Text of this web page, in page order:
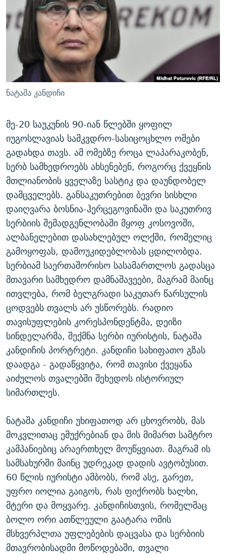
ᲛᲝᲚᲐᲞᲐᲠᲐᲙᲔ ᲢᲔᲥᲡᲢᲔᲑᲘ
ᲨᲘᲜ - ᲣᲪᲮᲝᲔᲗᲨᲘ
ᲚᲘᲢᲔᲠᲐᲢᲣᲠᲣᲚᲘ ᲬᲐᲮᲜᲐᲒᲔᲑᲘ
ᲐᲛᲔᲠᲘᲙᲣᲚᲘ ᲛᲝᲗᲮᲠᲝᲑᲐ
ᲘᲛᲞᲔᲠᲘᲐ ᲓᲐ ᲠᲐᲓᲘᲝ
ᲩᲔᲛᲘ ᲡᲘᲙᲕᲓᲘᲚᲘᲡ ᲛᲘᲖᲔᲖᲘᲐ COVID-19
11 ᲬᲔᲚᲘ - 11 ᲐᲛᲑᲐᲕᲘ
ᲡᲐᲞᲐᲠᲚᲐᲛᲔᲜᲢᲝ ᲐᲠᲩᲔᲕᲜᲔᲑᲘᲡ ᲘᲡᲢᲝᲠᲘᲐ
ᲑᲐᲕᲨᲕᲔᲑᲘ ᲞᲠᲝᲡᲢᲘᲢᲣᲪᲘᲐᲨᲘ - ᲐᲛᲝᲣᲗᲥᲛᲔᲚᲘ ᲐᲛᲑᲐᲕᲘ
5 ᲐᲛᲑᲐᲕᲘ - 20 ᲘᲕᲜᲘᲡᲡ ᲓᲐᲨᲐᲕᲔᲑᲣᲚᲔᲑᲘ
ᲐᲒᲕᲘᲡᲢᲝᲡ ᲝᲛᲘ
ПРИВЕТ ᲙᲣᲚᲢᲣᲠᲐ
ᲒᲐᲛᲝᲘᲬᲔᲠᲔ
რთე/რთ-ის ყველა საიტი
ნატაშა კანდიჩი
მე-20 საუკუნის 90-იან წლებში ყოფილ
იუგოსლავიას სამკვდრო-სასიცოცხლო ომები
გადახდა თავს. ამ ომებზე როცა ლაპარაკობენ,
სერბ სამხედროებს ახსენებენ, როგორც ქვეყნის
მთლიანობის ყველაზე სასტიკ და დაუნდობელ
დამცველებს. განსაკუთრებით ბევრი სისხლი
დაიღვარა ბოსნია-ჰერცეგოვინაში და საკუთრივ
სერბიის შემადგენლობაში მყოფ კოსოვოში,
ალბანელებით დასახლებულ ოლქში, რომელიც
გამოყოფას, დამოუკიდებლობას ცდილობდა.
სერბიამ საერთაშორისო სასამართლოს გადასცა
მთავარი სამხედრო დამნაშავეები, მაგრამ მაინც
ითვლება, რომ ბელგრადი საკუთარ წარსულის
ცოდვებს თვალს არ უსწორებს. რადიო
თავისუფლების კორესპონდენტმა, დეიზი
სინდელარმა, შექმნა სერბი იურისტის, ნატაშა
კანდიჩის პორტრეტი. კანდიჩი სახიფათო გზას
დაადგა - გადაწყვიტა, რომ თავისი ქვეყანა
აიძულოს თვალებში შეხედოს ისტორიულ
სიმართლეს.
ნატაშა კანდიჩი უხიფათოდ არ ცხოვრობს, მას
მოკვლითაც ემუქრებიან და მის მიმართ სამტრო
კამპანიებიც არაერთხელ მოუწყვიათ. მაგრამ ის
სამსახურში მაინც უდრეკად დადის ავტობუსით.
60 წლის იურისტი ამბობს, რომ ასე, გარეთ,
უფრო იოლია გაიგოს, რას ფიქრობს ხალხი,
მტერი და მოყვარე. კანდიჩისთვის, რომელმაც
ბოლო ორი ათწლეული გაატარა ომის
მსხვერპლთა უფლებების დაცვასა და სერბიის
მთავრობისადმი მოწოდებაში, თვალი